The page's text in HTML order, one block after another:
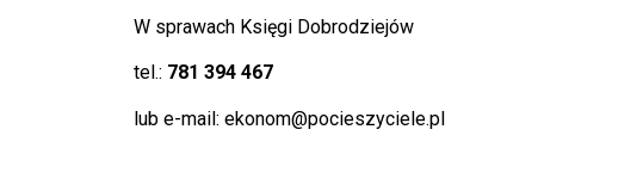
W sprawach Księgi Dobrodziejów
tel.: 781 394 467
lub e-mail: ekonom@pocieszyciele.pl